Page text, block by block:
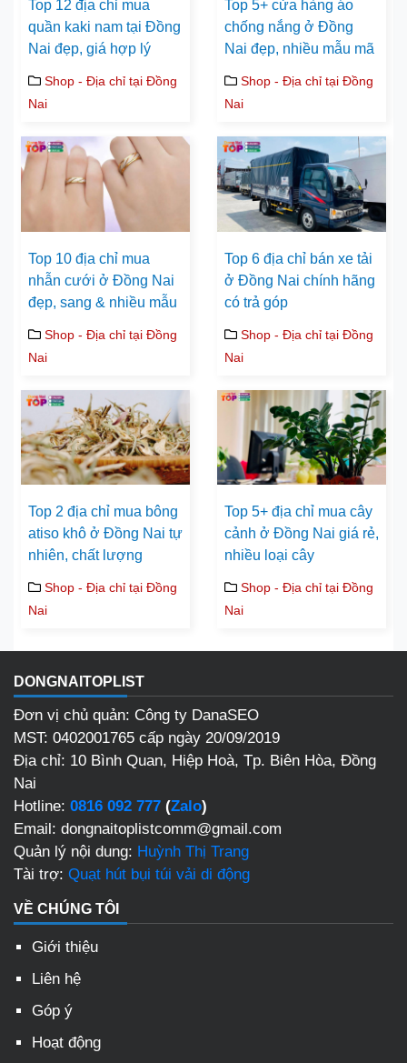
Top 12 địa chỉ mua
quần kaki nam tại Đồng
Nai đẹp, giá hợp lý
Shop - Địa chỉ tại Đồng
Nai
Top 5+ cửa hàng áo
chống nắng ở Đồng
Nai đẹp, nhiều mẫu mã
Shop - Địa chỉ tại Đồng
Nai
Top 10 địa chỉ mua
nhẫn cưới ở Đồng Nai
đẹp, sang & nhiều mẫu
Shop - Địa chỉ tại Đồng
Nai
Top 6 địa chỉ bán xe tải
ở Đồng Nai chính hãng
có trả góp
Shop - Địa chỉ tại Đồng
Nai
Top 2 địa chỉ mua bông
atiso khô ở Đồng Nai tự
nhiên, chất lượng
Shop - Địa chỉ tại Đồng
Nai
Top 5+ địa chỉ mua cây
cảnh ở Đồng Nai giá rẻ,
nhiều loại cây
Shop - Địa chỉ tại Đồng
Nai
DONGNAITOPLIST
Đơn vị chủ quản: Công ty DanaSEO
MST: 0402001765 cấp ngày 20/09/2019
Địa chỉ: 10 Bình Quan, Hiệp Hoà, Tp. Biên Hòa, Đồng
Nai
Hotline: 0816 092 777 (Zalo)
Email: dongnaitoplistcomm@gmail.com
Quản lý nội dung: Huỳnh Thị Trang
Tài trợ: Quạt hút bụi túi vải di động
VỀ CHÚNG TÔI
Giới thiệu
Liên hệ
Góp ý
Hoạt động